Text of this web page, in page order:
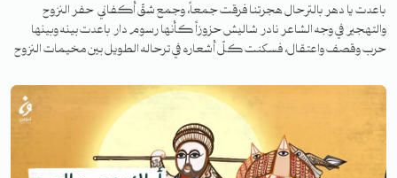
باعدت يا دهر بالترحال هجرتنا فرقت جمعاً، وجمع شقّ أكفاني حفر النزوح
والتهجير في وجه الشاعر نادر شاليش حزوزاً كأنها رسوم دار باعدت بينه وبينها
حرب وقصف واعتقال، فسكنت كلّ أشعاره في ترحاله الطويل بين مخيمات النزوح
كاملة مع يوسف موسى .